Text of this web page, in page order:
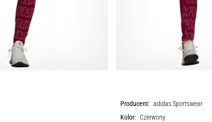
Producent: adidas Sportswear
Kolor: Czerwony